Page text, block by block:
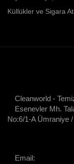
Küllükler ve Sigara
Cleanworld -
Esenevler Mh.
No:6/1-A Ümraniye
Email: